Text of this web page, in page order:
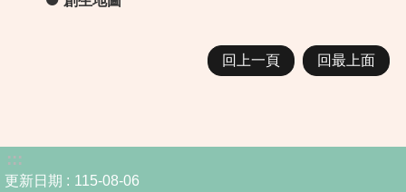
回上一頁 回最上面
:::
更新日期
115-08-06